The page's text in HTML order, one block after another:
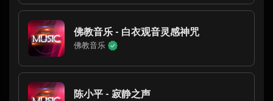
佛教音乐 - 白衣观音灵感神咒
佛教音乐
陈小平 - 寂静之声